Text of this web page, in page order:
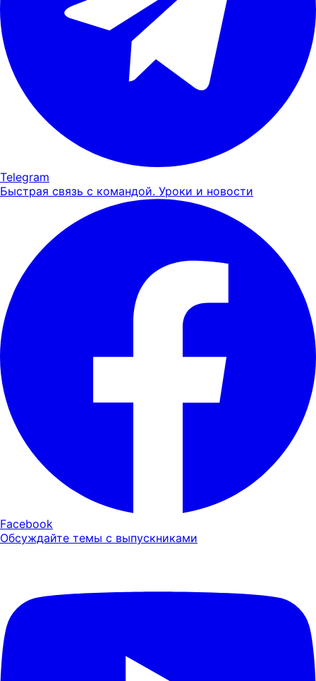
Telegram
Быстрая связь с командой. Уроки и новости
Facebook
Обсуждайте темы с выпускниками